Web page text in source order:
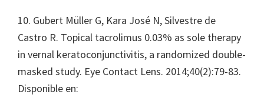
10. Gubert Müller G, Kara José N, Silvestre de
Castro R. Topical tacrolimus 0.03% as sole therapy
in vernal keratoconjunctivitis, a randomized double-
masked study. Eye Contact Lens. 2014;40(2):79-83.
Disponible en: